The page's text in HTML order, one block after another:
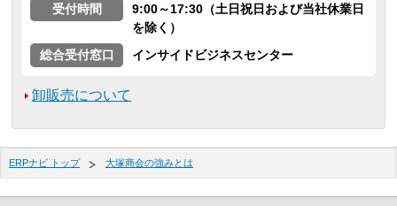
受付時間
9:00～17:30（土日祝日および当社休業日
を除く）
総合受付窓口
インサイドビジネスセンター
卸販売について
ERPナビ トップ 大塚商会の強みとは